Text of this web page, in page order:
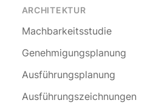
ARCHITEKTUR
Machbarkeitsstudie
Genehmigungsplanung
Ausführungsplanung
Ausführungszeichnungen